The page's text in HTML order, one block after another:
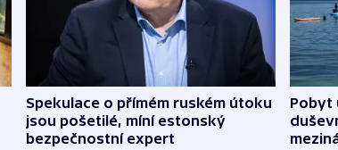
Spekulace o přímém ruském útoku
jsou pošetilé, míní estonský
bezpečnostní expert
Pobyt